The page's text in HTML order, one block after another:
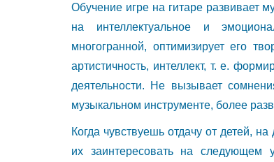
Обучение игре на гитаре развивает
на интеллектуальное и
многогранной, оптимизирует его
артистичность, интеллект, т. е.
деятельности. Не вызывает
музыкальном инструменте, более
Когда чувствуешь отдачу от детей,
их заинтересовать на